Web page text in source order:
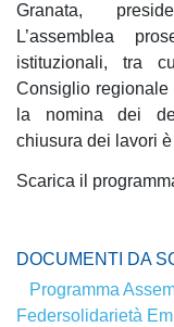
Granata,
L’assemblea
istituzionali, tra
Consiglio
la nomina dei
chiusura dei lavori
Scarica il
DOCUMENTI DA
Programma
Federsolidarietà